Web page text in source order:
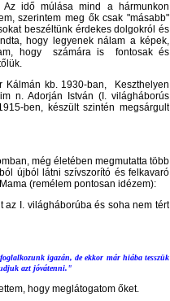
Az idő múlása mind a hármunkon
szerintem meg ők csak "másabb"
beszéltünk érdekes dolgokról és
hogy legyenek nálam a képek,
hogy számára is fontosak és
Kálmán kb. 1930-ban, Keszthelyen
n. Adorján István (I. világháborús
ben, készült szintén megsárgult
még életében megmutatta több
újból látni szívszorító és felkavaró
(remélem pontosan idézem):
az I. világháborúba és soha nem tért
igazán, de ekkor már hiába tesszük
azt jóvátenni."
hogy meglátogatom őket.